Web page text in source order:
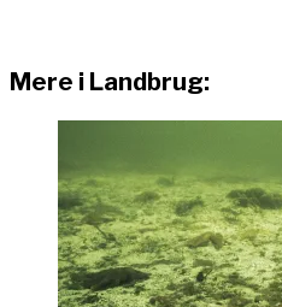
Mere i Landbrug: